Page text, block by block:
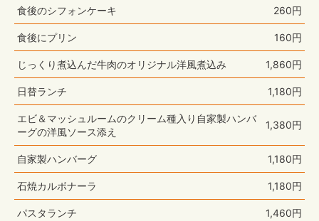
食後のシフォンケーキ 260円
食後にプリン 160円
じっくり煮込んだ牛肉のオリジナル洋風煮込み 1,860円
日替ランチ 1,180円
エビ＆マッシュルームのクリーム種入り自家製ハンバ
ーグの洋風ソース添え
1,380円
自家製ハンバーグ 1,180円
石焼カルボナーラ 1,180円
パスタランチ 1,460円